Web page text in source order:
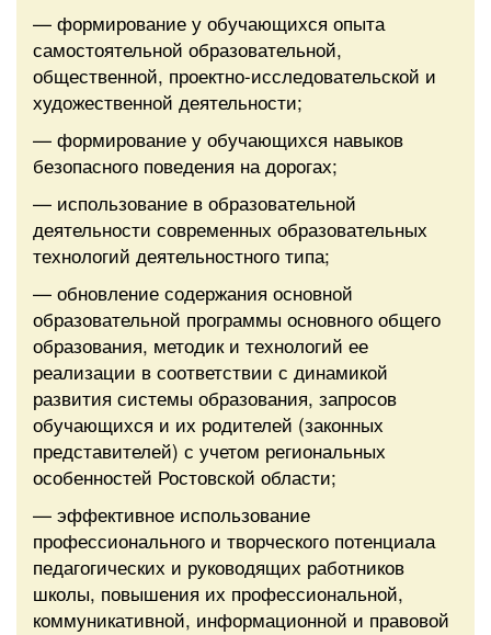
— формирование у обучающихся опыта
самостоятельной образовательной,
общественной, проектно-исследовательской и
художественной деятельности;
— формирование у обучающихся навыков
безопасного поведения на дорогах;
— использование в образовательной
деятельности современных образовательных
технологий деятельностного типа;
— обновление содержания основной
образовательной программы основного общего
образования, методик и технологий ее
реализации в соответствии с динамикой
развития системы образования, запросов
обучающихся и их родителей (законных
представителей) с учетом региональных
особенностей Ростовской области;
— эффективное использование
профессионального и творческого потенциала
педагогических и руководящих работников
школы, повышения их профессиональной,
коммуникативной, информационной и правовой